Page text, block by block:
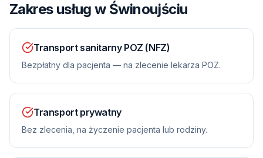
Zakres usługw Świnoujściu
Transport sanitarny POZ (NFZ)
Bezpłatny dla pacjenta — na zlecenie lekarza POZ.
Transport prywatny
Bez zlecenia, na życzenie pacjenta lub rodziny.